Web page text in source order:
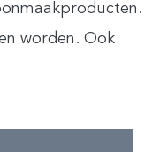
worden. Ook